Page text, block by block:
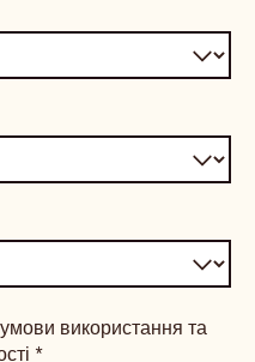
використання та
*